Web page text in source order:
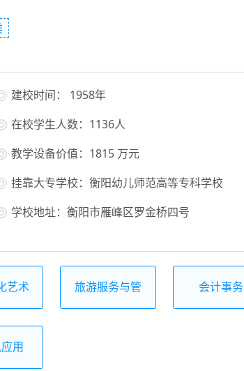
建校时间： 1958年
在校学生人数：1136人
教学设备价值：1815 万元
挂靠大专学校：衡阳幼儿师范高等专科学校
学校地址：衡阳市雁峰区罗金桥四号
艺术
旅游服务与管
会计事务
用